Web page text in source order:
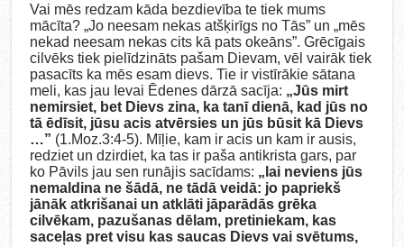
Vai mēs redzam kāda bezdievība te tiek mums
mācīta? „Jo neesam nekas atšķirīgs no Tās” un „mēs
nekad neesam nekas cits kā pats okeāns”. Grēcīgais
cilvēks tiek pielīdzināts pašam Dievam, vēl vairāk tiek
pasacīts ka mēs esam dievs. Tie ir vistīrākie sātana
meli, kas jau Ievai Ēdenes dārzā sacīja: „Jūs mirt
nemirsiet, bet Dievs zina, ka tanī dienā, kad jūs no
tā ēdīsit, jūsu acis atvērsies un jūs būsit kā Dievs
…” (1.Moz.3:4-5). Mīļie, kam ir acis un kam ir ausis,
redziet un dzirdiet, ka tas ir paša antikrista gars, par
ko Pāvils jau sen runājis sacīdams: „lai neviens jūs
nemaldina ne šādā, ne tādā veidā: jo papriekš
jānāk atkrišanai un atklāti jāparādās grēka
cilvēkam, pazušanas dēlam, pretiniekam, kas
saceļas pret visu kas saucas Dievs vai svētums,